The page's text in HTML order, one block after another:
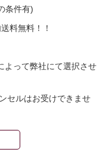
条件有)
料無料！！
よって弊社にて選択させ
セルはお受けできませ